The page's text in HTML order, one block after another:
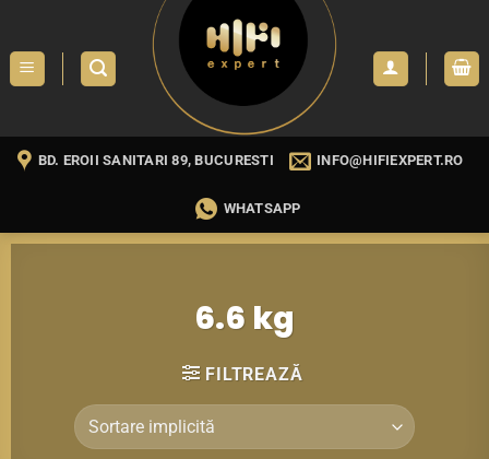
content
BD. EROII SANITARI 89, BUCURESTI INFO@HIFIEXPERT.RO
WHATSAPP
6.6 kg
FILTREAZĂ